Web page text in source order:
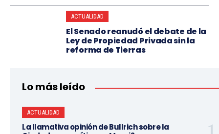
ACTUALIDAD
El Senado reanudó el debate de la
Ley de Propiedad Privada sin la
reforma de Tierras
Lo más leído
ACTUALIDAD
La llamativa opinión de Bullrich sobre la